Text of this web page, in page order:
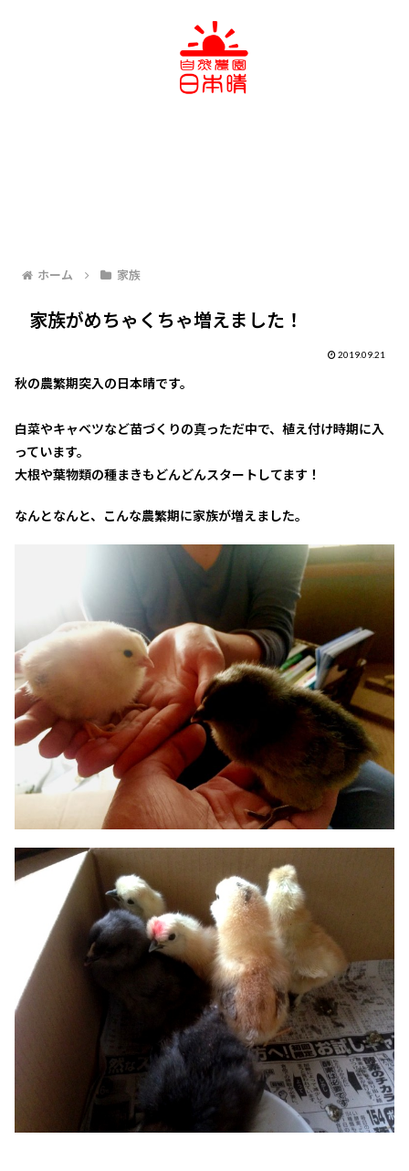
ホーム 家族
家族がめちゃくちゃ増えました！
2019.09.21
秋の農繁期突入の日本晴です。
白菜やキャベツなど苗づくりの真っただ中で、植え付け時期に入
っています。
大根や葉物類の種まきもどんどんスタートしてます！
なんとなんと、こんな農繁期に家族が増えました。